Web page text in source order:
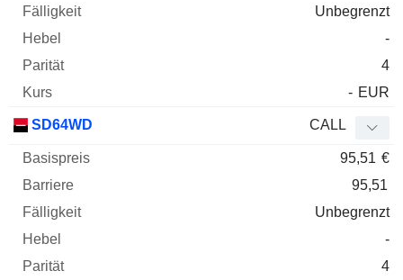
Unbegrenzt
-
4
- EUR
SD64WD CALL
95,51 €
95,51
Unbegrenzt
-
4